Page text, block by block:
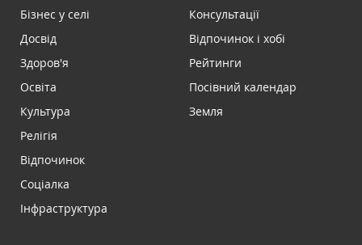
Бізнес у селі
Досвід
Здоров'я
Освіта
Культура
Релігія
Відпочинок
Соціалка
Інфраструктура
Консультації
Відпочинок і хобі
Рейтинги
Посівний календар
Земля